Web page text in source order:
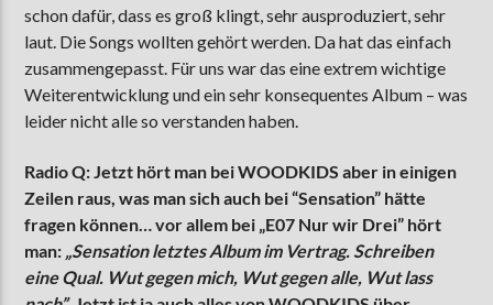
schon dafür, dass es groß klingt, sehr ausproduziert, sehr
laut. Die Songs wollten gehört werden. Da hat das einfach
zusammengepasst. Für uns war das eine extrem wichtige
Weiterentwicklung und ein sehr konsequentes Album – was
leider nicht alle so verstanden haben.
Radio Q: Jetzt hört man bei WOODKIDS aber in einigen
Zeilen raus, was man sich auch bei “Sensation” hätte
fragen können… vor allem bei „E07 Nur wir Drei” hört
man: „Sensation letztes Album im Vertrag. Schreiben
eine Qual. Wut gegen mich, Wut gegen alle, Wut lass